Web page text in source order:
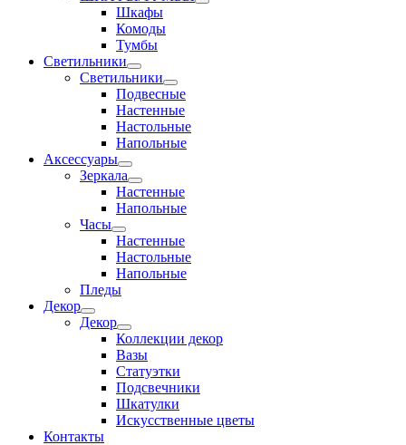
Шкафы
Комоды
Тумбы
Светильники
Светильники
Подвесные
Настенные
Настольные
Напольные
Аксессуары
Зеркала
Настенные
Напольные
Часы
Настенные
Настольные
Напольные
Пледы
Декор
Декор
Коллекции декор
Вазы
Статуэтки
Подсвечники
Шкатулки
Искусственные цветы
Контакты